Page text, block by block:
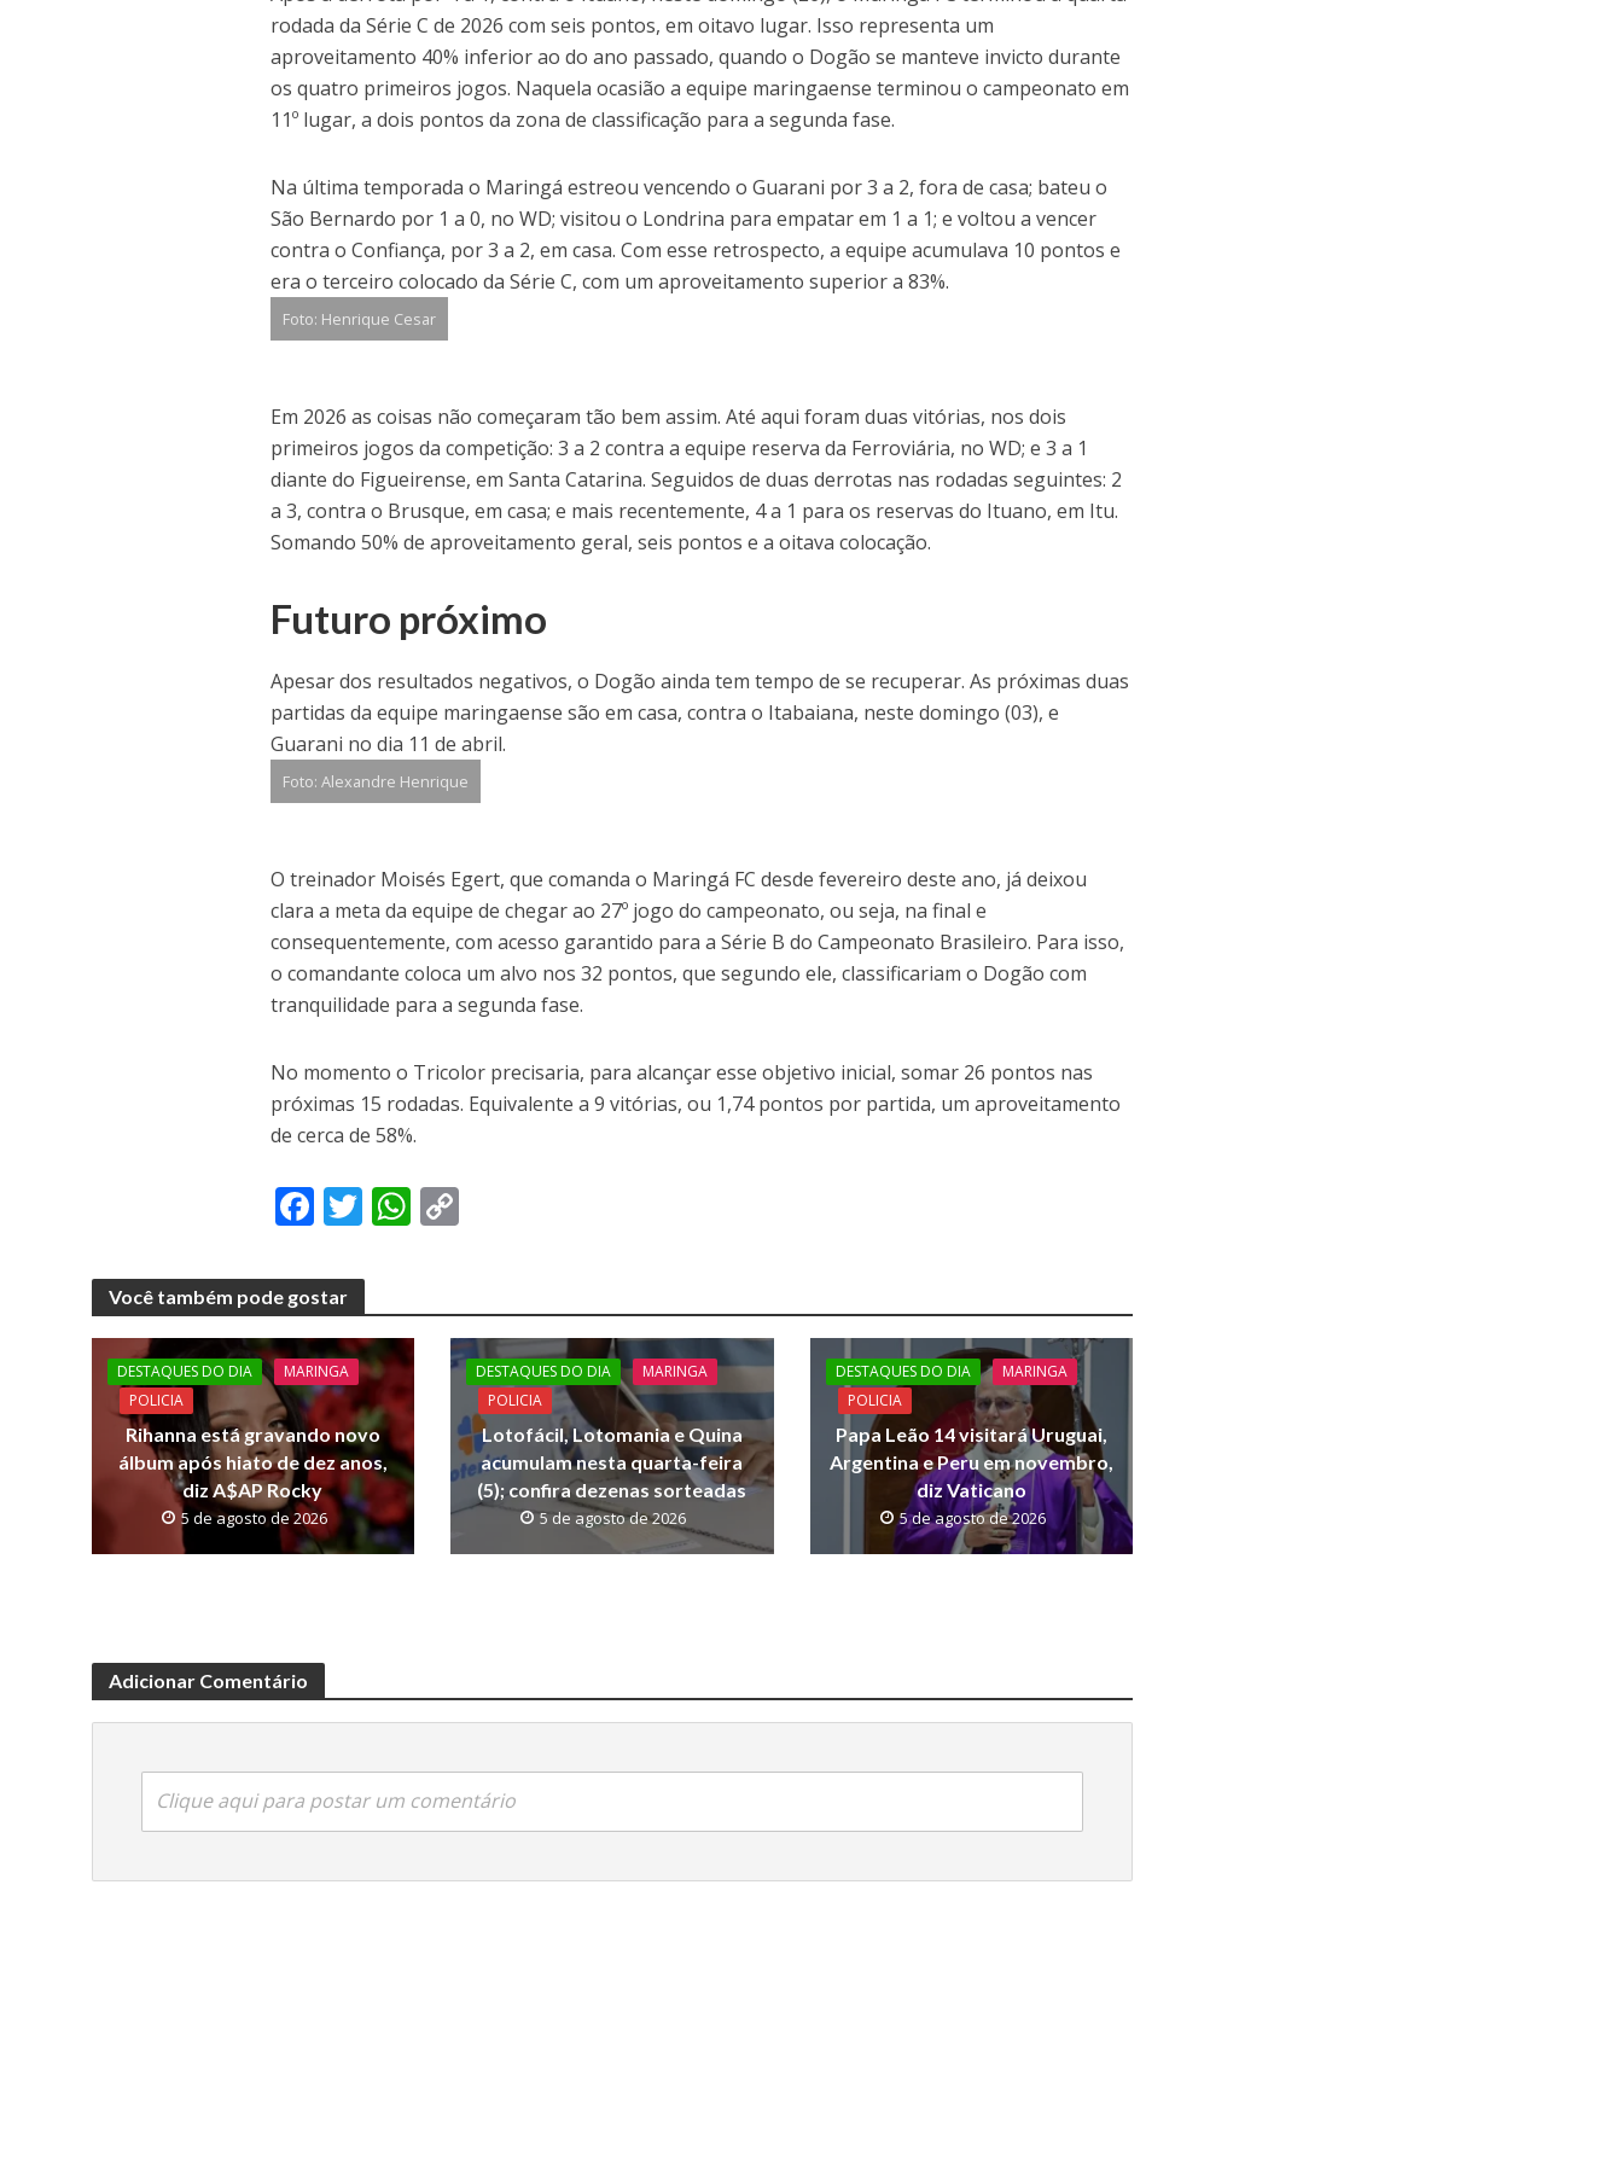
rodada da Série C de 2026 com seis pontos, em oitavo lugar. Isso representa um
aproveitamento 40% inferior ao do ano passado, quando o Dogão se manteve invicto durante
os quatro primeiros jogos. Naquela ocasião a equipe maringaense terminou o campeonato em
11º lugar, a dois pontos da zona de classificação para a segunda fase.
Na última temporada o Maringá estreou vencendo o Guarani por 3 a 2, fora de casa; bateu o
São Bernardo por 1 a 0, no WD; visitou o Londrina para empatar em 1 a 1; e voltou a vencer
contra o Confiança, por 3 a 2, em casa. Com esse retrospecto, a equipe acumulava 10 pontos e
era o terceiro colocado da Série C, com um aproveitamento superior a 83%.
Foto: Henrique Cesar
Em 2026 as coisas não começaram tão bem assim. Até aqui foram duas vitórias, nos dois
primeiros jogos da competição: 3 a 2 contra a equipe reserva da Ferroviária, no WD; e 3 a 1
diante do Figueirense, em Santa Catarina. Seguidos de duas derrotas nas rodadas seguintes: 2
a 3, contra o Brusque, em casa; e mais recentemente, 4 a 1 para os reservas do Ituano, em Itu.
Somando 50% de aproveitamento geral, seis pontos e a oitava colocação.
Futuro próximo
Apesar dos resultados negativos, o Dogão ainda tem tempo de se recuperar. As próximas duas
partidas da equipe maringaense são em casa, contra o Itabaiana, neste domingo (03), e
Guarani no dia 11 de abril.
Foto: Alexandre Henrique
O treinador Moisés Egert, que comanda o Maringá FC desde fevereiro deste ano, já deixou
clara a meta da equipe de chegar ao 27º jogo do campeonato, ou seja, na final e
consequentemente, com acesso garantido para a Série B do Campeonato Brasileiro. Para isso,
o comandante coloca um alvo nos 32 pontos, que segundo ele, classificariam o Dogão com
tranquilidade para a segunda fase.
No momento o Tricolor precisaria, para alcançar esse objetivo inicial, somar 26 pontos nas
próximas 15 rodadas. Equivalente a 9 vitórias, ou 1,74 pontos por partida, um aproveitamento
de cerca de 58%.
F
e
b
o
o
k
T
itt
er
W
s
A
p
p
y
Li
n
k
Você também pode gostar
DESTAQUES DO DIA
MARINGA
POLICIA
Rihanna está gravando novo
álbum após hiato de dez anos,
diz A$AP Rocky
5 de agosto de 2026
DESTAQUES DO DIA
MARINGA
POLICIA
Lotofácil, Lotomania e Quina
acumulam nesta quarta-feira
(5); confira dezenas sorteadas
5 de agosto de 2026
DESTAQUES DO DIA
MARINGA
POLICIA
Papa Leão 14 visitará Uruguai,
Argentina e Peru em novembro,
diz Vaticano
5 de agosto de 2026
Adicionar Comentário
Clique aqui para postar um comentário